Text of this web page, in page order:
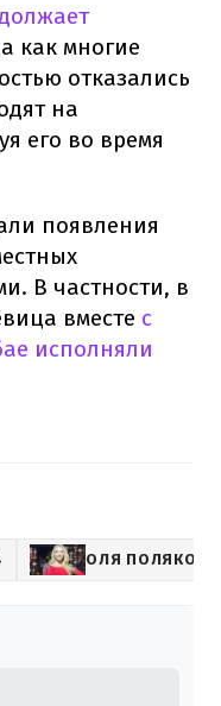
как многие
отказались
на
его во время
появления
В частности, в
вместе с
исполняли
ОЛЯ ПОЛЯКОВА